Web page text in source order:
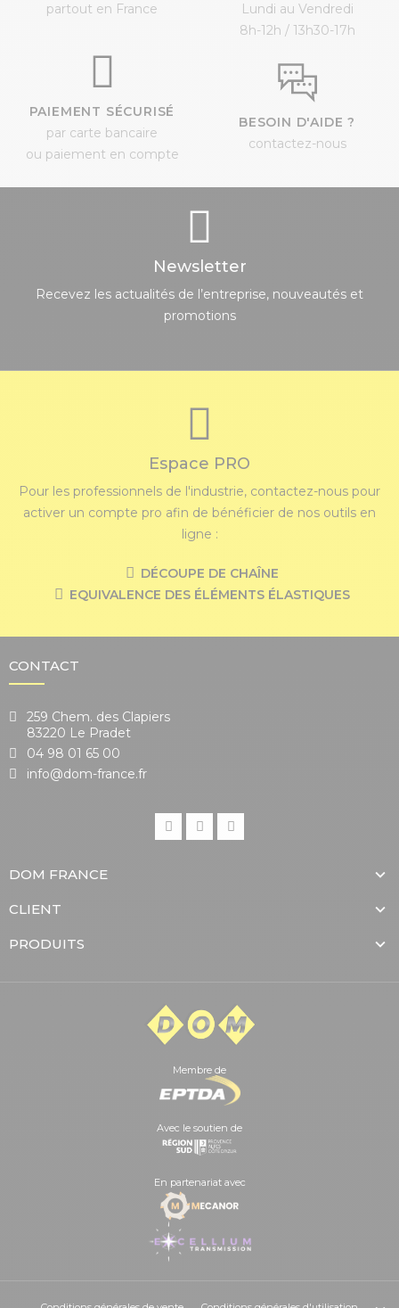
partout en France
Lundi au Vendredi
8h-12h / 13h30-17h
PAIEMENT SÉCURISÉ
par carte bancaire
ou paiement en compte
BESOIN D'AIDE ?
contactez-nous
Newsletter
Recevez les actualités de l’entreprise, nouveautés et
promotions
Espace PRO
Pour les professionnels de l'industrie, contactez-nous pour
activer un compte pro afin de bénéficier de nos outils en
ligne :
DÉCOUPE DE CHAÎNE
EQUIVALENCE DES ÉLÉMENTS ÉLASTIQUES
CONTACT
259 Chem. des Clapiers
83220 Le Pradet
04 98 01 65 00
info@dom-france.fr
DOM FRANCE
CLIENT
PRODUITS
Membre de
Avec le soutien de
En partenariat avec